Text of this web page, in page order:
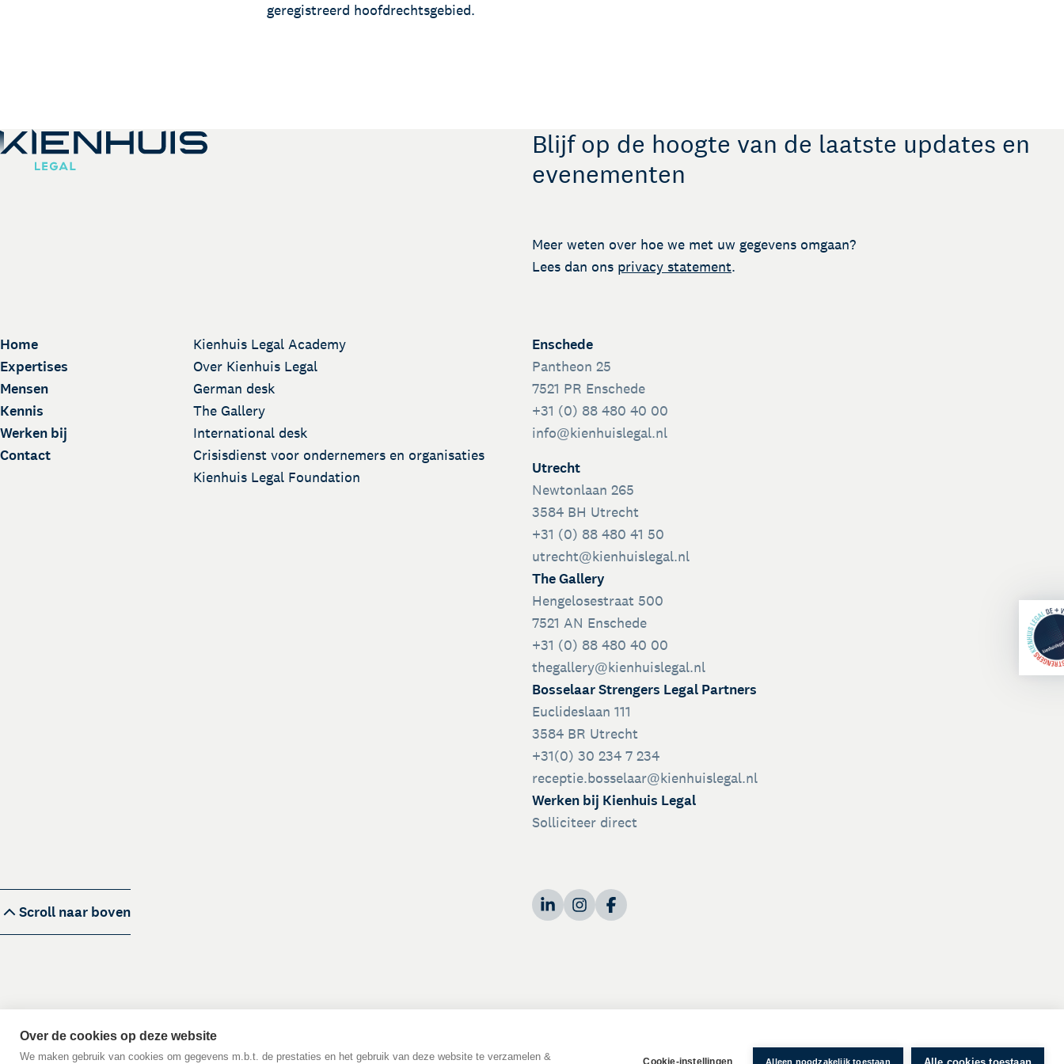
geregistreerd hoofdrechtsgebied.
Blijf op de hoogte van de laatste updates en
evenementen
Meer weten over hoe we met uw gegevens omgaan?
Lees dan ons privacy statement.
Home
Expertises
Mensen
Kennis
Werken bij
Contact
Kienhuis Legal Academy
Over Kienhuis Legal
German desk
The Gallery
International desk
Crisisdienst voor ondernemers en organisaties
Kienhuis Legal Foundation
Enschede
Pantheon 25
7521 PR Enschede
+31 (0) 88 480 40 00
info@kienhuislegal.nl
Utrecht
Newtonlaan 265
3584 BH Utrecht
+31 (0) 88 480 41 50
utrecht@kienhuislegal.nl
The Gallery
Hengelosestraat 500
7521 AN Enschede
+31 (0) 88 480 40 00
thegallery@kienhuislegal.nl
Bosselaar Strengers Legal Partners
Euclideslaan 111
3584 BR Utrecht
+31(0) 30 234 7 234
receptie.bosselaar@kienhuislegal.nl
Werken bij Kienhuis Legal
Solliciteer direct
Scroll naar boven
Over de cookies op deze website
We maken gebruik van cookies om gegevens m.b.t. de prestaties en het gebruik van deze website te verzamelen & Cookie-instellingen Alleen noodzakelijk toestaan Alle cookies toestaan